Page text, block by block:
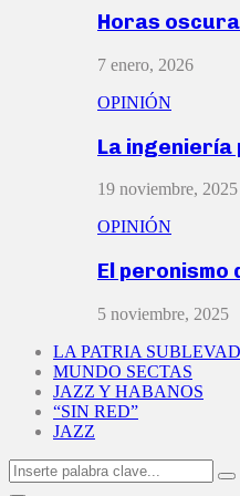
Horas
7 enero, 2026
OPINIÓN
La
19 noviembre, 2025
OPINIÓN
El
5 noviembre, 2025
LA PATRIA
MUNDO SECTAS
JAZZ Y HABANOS
“SIN RED”
JAZZ
Search
for: